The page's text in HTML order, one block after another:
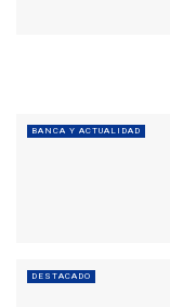
BANCA Y ACTUALIDAD
DESTACADO